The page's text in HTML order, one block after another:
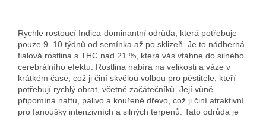
Rychle rostoucí Indica-dominantní odrůda, která potřebuje
pouze 9–10 týdnů od semínka až po sklizeň. Je to nádherná
fialová rostlina s THC nad 21 %, která vás vtáhne do silného
cerebrálního efektu. Rostlina nabírá na velikosti a váze v
krátkém čase, což ji činí skvělou volbou pro pěstitele, kteří
potřebují rychlý obrat, včetně začátečníků. Její vůně
připomíná naftu, palivo a kouřené dřevo, což ji činí atraktivní
pro fanoušky intenzivních a silných terpenů. Tato odrůda je